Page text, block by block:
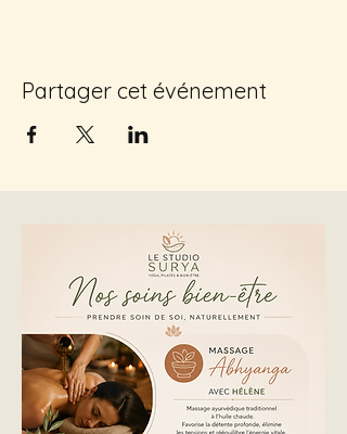
Partager cet événement